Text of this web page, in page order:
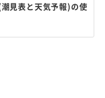
見表と天気予報)の使